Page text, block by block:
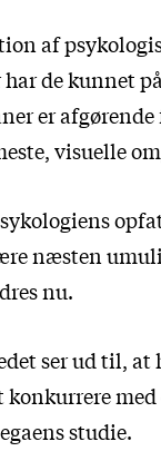
af
de kunnet
er
visuelle
næsten
nu.
ser ud til,
studie.